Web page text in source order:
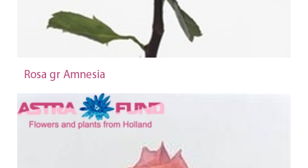
Rosa gr Amnesia